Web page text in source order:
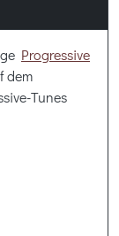
Progressive
dem
Tunes